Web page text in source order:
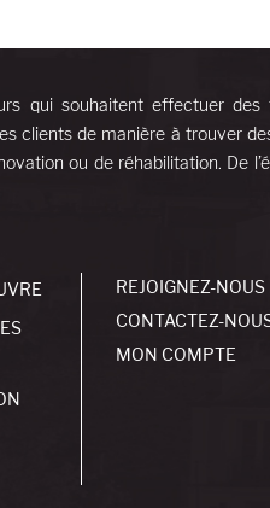
qui souhaitent effectuer des
clients de manière à trouver
ou de réhabilitation. De
REJOIGNEZ-NOUS
CONTACTEZ-
MON COMPTE